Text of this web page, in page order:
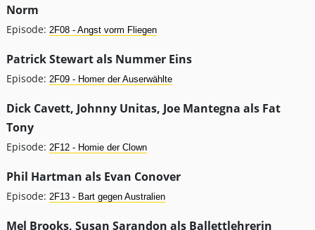
Norm
Episode: 2F08 - Angst vorm Fliegen
Patrick Stewart als Nummer Eins
Episode: 2F09 - Homer der Auserwählte
Dick Cavett, Johnny Unitas, Joe Mantegna als Fat
Tony
Episode: 2F12 - Homie der Clown
Phil Hartman als Evan Conover
Episode: 2F13 - Bart gegen Australien
Mel Brooks, Susan Sarandon als Ballettlehrerin